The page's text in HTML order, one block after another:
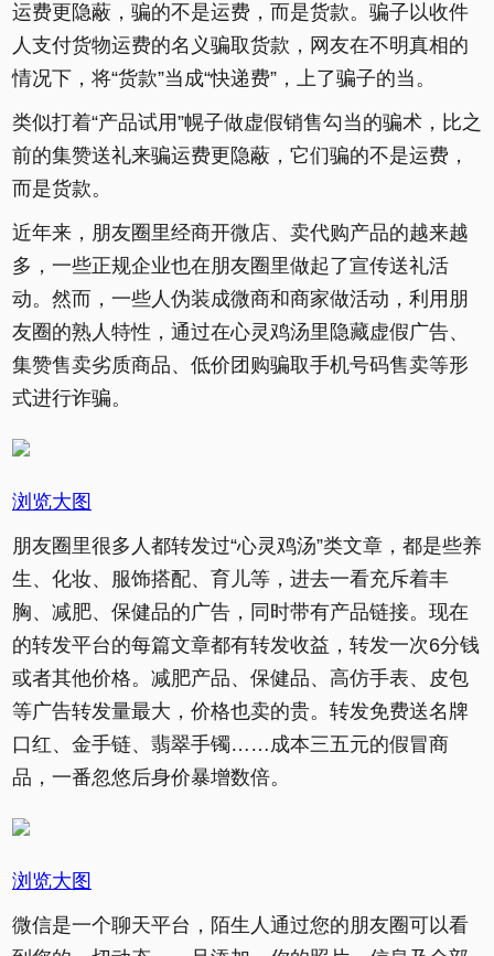
运费更隐蔽，骗的不是运费，而是货款。骗子以收件
人支付货物运费的名义骗取货款，网友在不明真相的
情况下，将“货款”当成“快递费”，上了骗子的当。
类似打着“产品试用”幌子做虚假销售勾当的骗术，比之
前的集赞送礼来骗运费更隐蔽，它们骗的不是运费，
而是货款。
近年来，朋友圈里经商开微店、卖代购产品的越来越
多，一些正规企业也在朋友圈里做起了宣传送礼活
动。然而，一些人伪装成微商和商家做活动，利用朋
友圈的熟人特性，通过在心灵鸡汤里隐藏虚假广告、
集赞售卖劣质商品、低价团购骗取手机号码售卖等形
式进行诈骗。
浏览大图
朋友圈里很多人都转发过“心灵鸡汤”类文章，都是些养
生、化妆、服饰搭配、育儿等，进去一看充斥着丰
胸、减肥、保健品的广告，同时带有产品链接。现在
的转发平台的每篇文章都有转发收益，转发一次6分钱
或者其他价格。减肥产品、保健品、高仿手表、皮包
等广告转发量最大，价格也卖的贵。转发免费送名牌
口红、金手链、翡翠手镯……成本三五元的假冒商
品，一番忽悠后身价暴增数倍。
浏览大图
微信是一个聊天平台，陌生人通过您的朋友圈可以看